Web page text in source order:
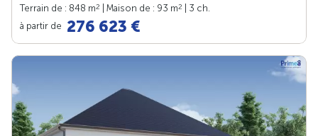
Terrain de : 848 m2 | Maison de : 93 m2
| 3 ch.
à partir de 276 623 €